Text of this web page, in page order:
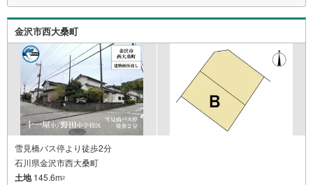
金沢市西大桑町
雪見橋バス停より徒歩2分
石川県金沢市西大桑町
土地145.6m2